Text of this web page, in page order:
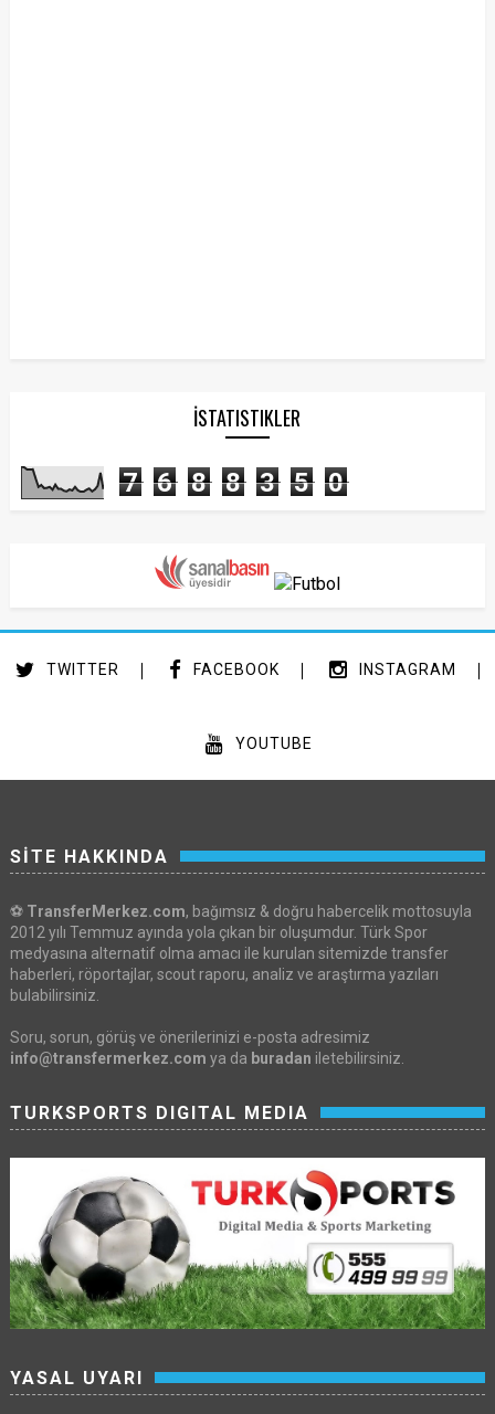
İSTATISTIKLER
7 6 8 8 3 5 0
TWITTER FACEBOOK INSTAGRAM
YOUTUBE
SİTE HAKKINDA
⚽ TransferMerkez.com, bağımsız & doğru habercelik mottosuyla
2012 yılı Temmuz ayında yola çıkan bir oluşumdur. Türk Spor
medyasına alternatif olma amacı ile kurulan sitemizde transfer
haberleri, röportajlar, scout raporu, analiz ve araştırma yazıları
bulabilirsiniz.
Soru, sorun, görüş ve önerilerinizi e-posta adresimiz
info@transfermerkez.com ya da buradan iletebilirsiniz.
TURKSPORTS DIGITAL MEDIA
YASAL UYARI